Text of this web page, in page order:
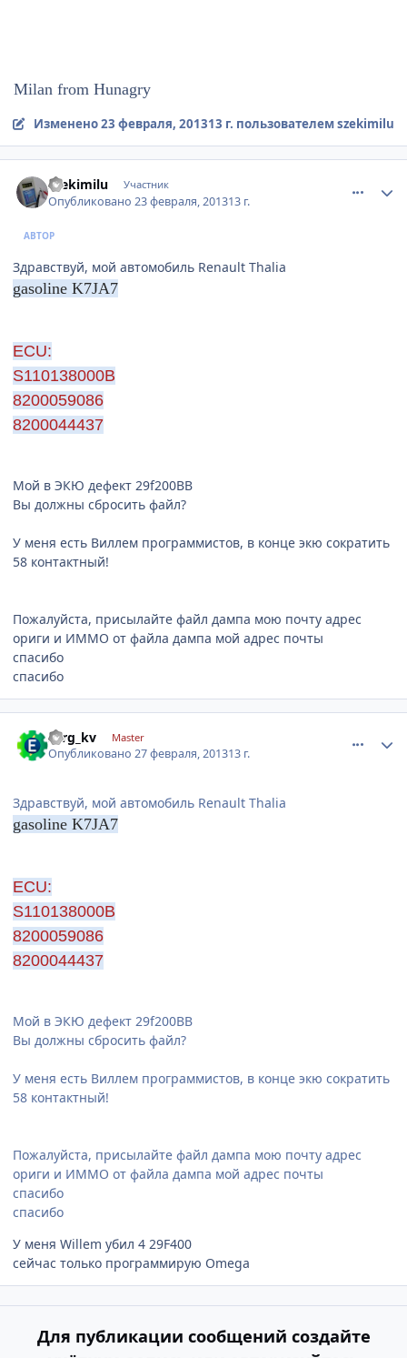
Milan from Hunagry
Изменено23 февраля, 201313 г. пользователем szekimilu
szekimilu Участник
Опубликовано23 февраля, 201313 г.
АВТОР
Здравствуй, мой автомобиль Renault Thalia
gasoline K7JA7
ECU:
S110138000B
8200059086
8200044437
Мой в ЭКЮ дефект 29f200BB
Вы должны сбросить файл?
У меня есть Виллем программистов, в конце экю сократить
58 контактный!
Пожалуйста, присылайте файл дампа мою почту адрес
ориги и ИММО от файла дампа мой адрес почты
спасибо
спасибо
serg_kv Master
Опубликовано27 февраля, 201313 г.
Здравствуй, мой автомобиль Renault Thalia
gasoline K7JA7
ECU:
S110138000B
8200059086
8200044437
Мой в ЭКЮ дефект 29f200BB
Вы должны сбросить файл?
У меня есть Виллем программистов, в конце экю сократить
58 контактный!
Пожалуйста, присылайте файл дампа мою почту адрес
ориги и ИММО от файла дампа мой адрес почты
спасибо
спасибо
У меня Willem убил 4 29F400
сейчас только программирую Omega
Для публикации сообщений создайте